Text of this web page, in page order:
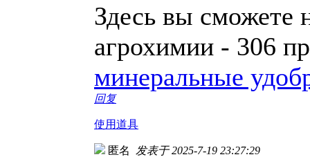
Здесь вы сможете
агрохимии - 306
минеральные
回复
使用道具
匿名 发表于 2025-7-19 23:27:29